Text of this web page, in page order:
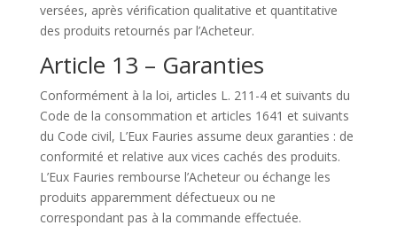
versées, après vérification qualitative et quantitative
des produits retournés par l’Acheteur.
Article 13 – Garanties
Conformément à la loi, articles L. 211-4 et suivants du
Code de la consommation et articles 1641 et suivants
du Code civil, L’Eux Fauries assume deux garanties : de
conformité et relative aux vices cachés des produits.
L’Eux Fauries rembourse l’Acheteur ou échange les
produits apparemment défectueux ou ne
correspondant pas à la commande effectuée.